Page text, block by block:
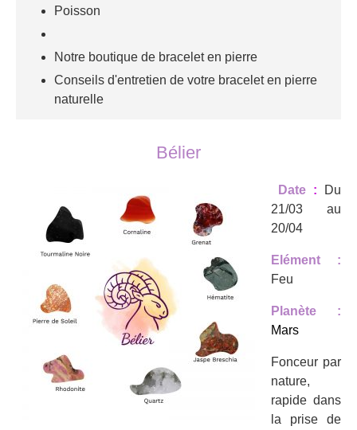
Poisson
Notre boutique de bracelet en pierre
Conseils d'entretien de votre bracelet en pierre
naturelle
Bélier
Date :
Du
21/03 au
20/04
Elément :
Feu
Planète :
Mars
Fonceur par
nature,
rapide dans
la prise de